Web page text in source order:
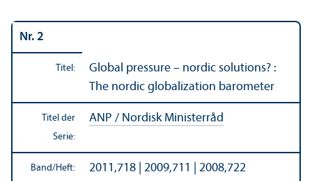
Nr. 2
Titel:
Global pressure – nordic solutions? :
The nordic globalization barometer
Titel der
Serie:
ANP / Nordisk Ministerråd
Band/Heft: 2011,718 | 2009,711 | 2008,722